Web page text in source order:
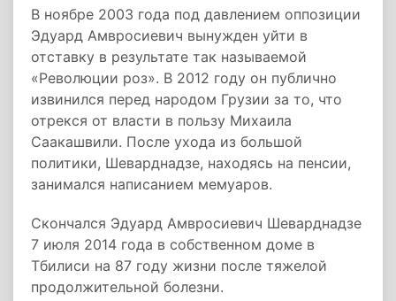
В ноябре 2003 года под давлением оппозиции
Эдуард Амвросиевич вынужден уйти в
отставку в результате так называемой
«Революции роз». В 2012 году он публично
извинился перед народом Грузии за то, что
отрекся от власти в пользу Михаила
Саакашвили. После ухода из большой
политики, Шеварднадзе, находясь на пенсии,
занимался написанием мемуаров.
Скончался Эдуард Амвросиевич Шеварднадзе
7 июля 2014 года в собственном доме в
Тбилиси на 87 году жизни после тяжелой
продолжительной болезни.